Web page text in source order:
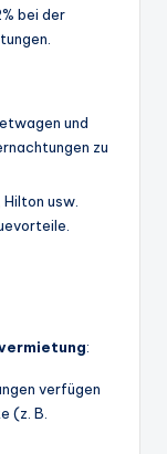
bei der
und
zu
usw.
:
verfügen
(z. B.